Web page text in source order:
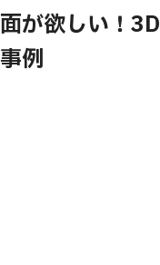
が欲しい！3D
例